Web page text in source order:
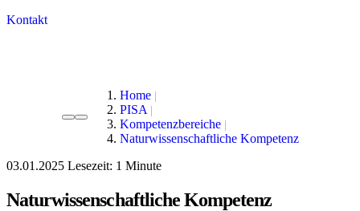
Kontakt
Home
PISA
Kompetenzbereiche
Naturwissenschaftliche Kompetenz
03.01.2025 Lesezeit:
Naturwissenschaftliche Kompetenz